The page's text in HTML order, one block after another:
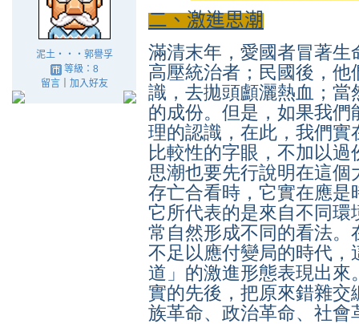
泥土‧‧‧郭譽孚
等級：8
留言｜ 加入好友
二、激進思潮
滿清末年，愛國者冒著
高壓統治者；民國後，
識，去拋頭顱灑熱血；
的成份。但是，如果我
理的認識，在此，我們
比較性的字眼，不加以
思潮也要先行說明在這
存亡合看時，它實在應
它所代表的是來自不同
常自然形成不同的看法
不足以應付變局的時代
道」的激進形態表現出
實的先後，把原來錯雜
族革命、政治革命、社會